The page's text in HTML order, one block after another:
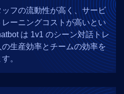
フの流動性が高く、サービ
ーニングコストが高いとい
は 1v1 のシーン対話トレ
生産効率とチームの効率を
。